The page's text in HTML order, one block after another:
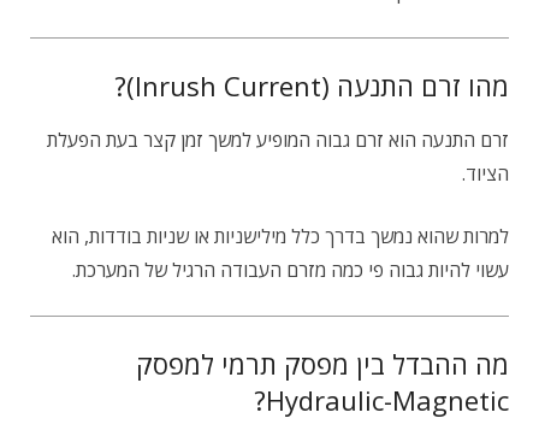
מהו זרם התנעה (Inrush Current)?
זרם התנעה הוא זרם גבוה המופיע למשך זמן קצר בעת הפעלת
הציוד.
למרות שהוא נמשך בדרך כלל מילישניות או שניות בודדות, הוא
עשוי להיות גבוה פי כמה מזרם העבודה הרגיל של המערכת.
מה ההבדל בין מפסק תרמי למפסק
Hydraulic-Magnetic?